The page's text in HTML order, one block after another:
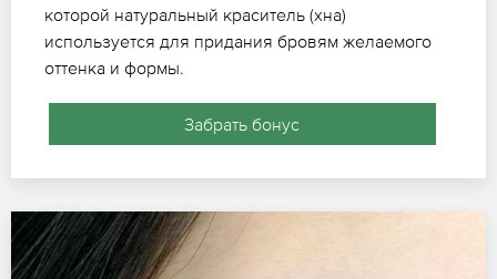
которой натуральный краситель (хна)
используется для придания бровям желаемого
оттенка и формы.
Забрать бонус